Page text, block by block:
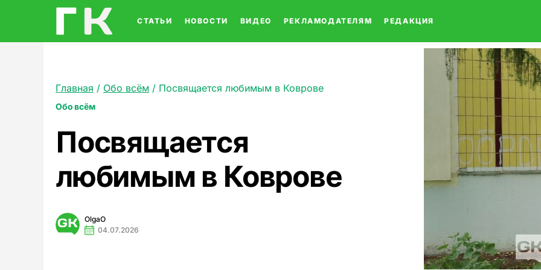
СТАТЬИ НОВОСТИ ВИДЕО РЕКЛАМОДАТЕЛЯМ РЕДАКЦИЯ
Главная / Обо всём / Посвящается любимым в Коврове
Обо всём
Посвящается
любимым в Коврове
OlgaO
04.07.2026